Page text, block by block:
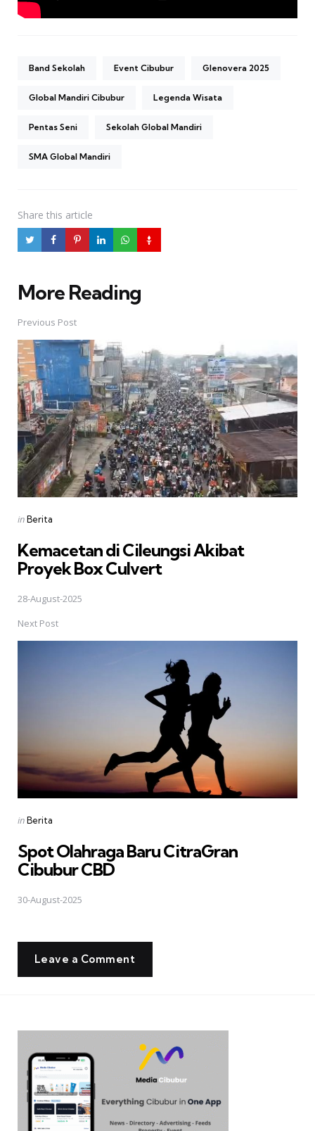
Band Sekolah Event Cibubur Glenovera 2025
Global Mandiri Cibubur Legenda Wisata
Pentas Seni Sekolah Global Mandiri
SMA Global Mandiri
Share this article
More Reading
Post
navigation
Previous Post
Posted
inBerita
Kemacetan di Cileungsi Akibat
Proyek Box Culvert
28-August-2025
Next Post
Posted
inBerita
Spot Olahraga Baru CitraGran
Cibubur CBD
30-August-2025
Leave a Comment